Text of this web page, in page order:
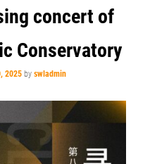
concert of
Conservatory
2025 by swladmin